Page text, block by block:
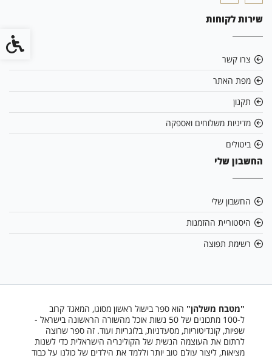
שירות לקוחות
צרו קשר
מפת האתר
תקנון
מדיניות משלוחים ואספקה
ביטולים
החשבון שלי
החשבון שלי
היסטוריית ההזמנות
רשימת תפוצה
נגישות
"מטבח משלהן" הוא ספר בישול ראשון מסוגו, המאגד קרוב
ל-100 מתכונים של 50 נשות אוכל מהשורה הראשונה בישראל -
שפיות, קונדיטוריות, מסעדניות, בלוגריות ועוד. זה ספר שרוצה
לרתום את העוצמה הנשית של הקולינריה הישראלית כדי לשנות
מציאות, ליצור עולם טוב יותר וללמד את הילדים של כולנו על כבוד